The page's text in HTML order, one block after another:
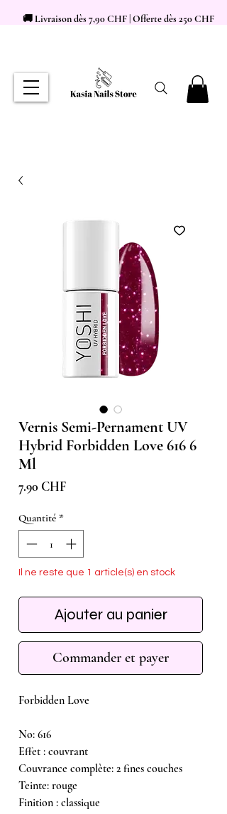
🚚 Livraison dès 7,90 CHF | Offerte dès 250 CHF
Vernis Semi-Pernament UV
Hybrid Forbidden Love 616 6
Ml
7.90 CHFPrix
Quantité *
Il ne reste que 1 article(s) en stock
Ajouter au panier
Commander et payer
Forbidden Love
No: 616
Effet : couvrant
​Couvrance complète: 2 fines couches
Teinte: rouge
Finition : classique